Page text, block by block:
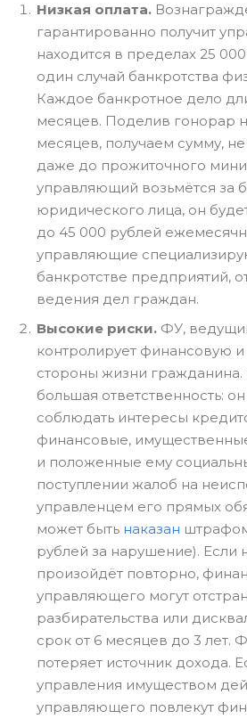
Низкая оплата.
гарантированно получит
находится в пределах 25
один случай банкротства
Каждое банкротное дело
месяцев. Поделив гонорар
месяцев, получаем сумму,
даже до прожиточного
управляющий возьмётся за
юридического лица, он
до 45 000 рублей
управляющие
банкротстве предприятий,
ведения дел граждан.
Высокие риски. ФУ,
контролирует финансовую
стороны жизни
большая ответственность:
соблюдать интересы
финансовые,
и положенные ему
поступлении жалоб на
управленцем его прямых
может быть наказан
рублей за нарушение). Если
произойдёт повторно,
управляющего могут
разбирательства или
срок от 6 месяцев до 3 лет.
потеряет источник дохода.
управления имуществом
управляющего повлекут